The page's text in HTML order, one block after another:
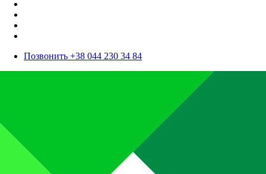
Позвонить +38 044 230 34 84